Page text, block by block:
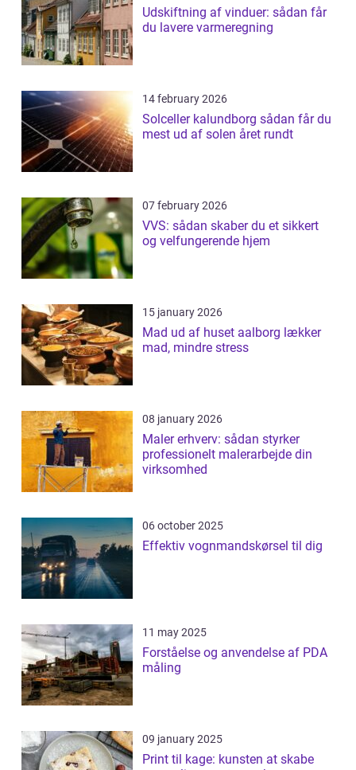
Udskiftning af vinduer: sådan får
du lavere varmeregning
14 february 2026
Solceller kalundborg sådan får du
mest ud af solen året rundt
07 february 2026
VVS: sådan skaber du et sikkert
og velfungerende hjem
15 january 2026
Mad ud af huset aalborg lækker
mad, mindre stress
08 january 2026
Maler erhverv: sådan styrker
professionelt malerarbejde din
virksomhed
06 october 2025
Effektiv vognmandskørsel til dig
11 may 2025
Forståelse og anvendelse af PDA
måling
09 january 2025
Print til kage: kunsten at skabe